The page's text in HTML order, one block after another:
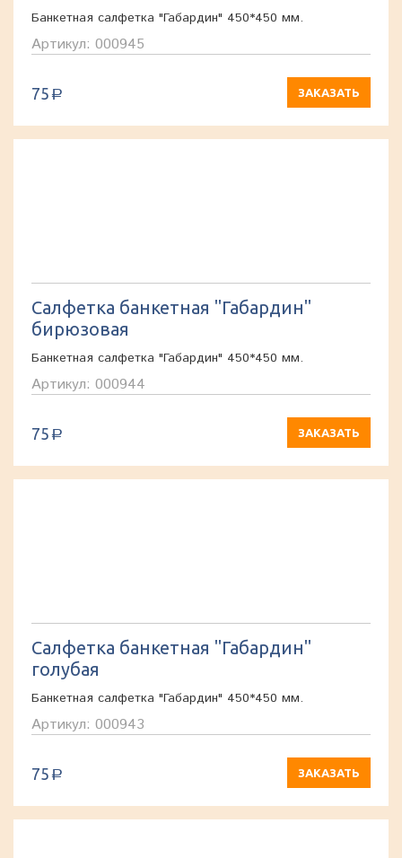
Банкетная салфетка "Габардин" 450*450 мм.
Артикул: 000945
75 a ЗАКАЗАТЬ
Салфетка банкетная "Габардин"
бирюзовая
Банкетная салфетка "Габардин" 450*450 мм.
Артикул: 000944
75 a ЗАКАЗАТЬ
Салфетка банкетная "Габардин"
голубая
Банкетная салфетка "Габардин" 450*450 мм.
Артикул: 000943
75 a ЗАКАЗАТЬ